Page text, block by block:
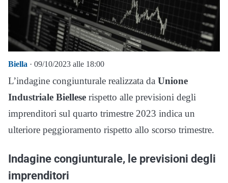
Biella · 09/10/2023 alle 18:00
L’indagine congiunturale realizzata da Unione
Industriale Biellese rispetto alle previsioni degli
imprenditori sul quarto trimestre 2023 indica un
ulteriore peggioramento rispetto allo scorso trimestre.
Indagine congiunturale, le previsioni degli
imprenditori